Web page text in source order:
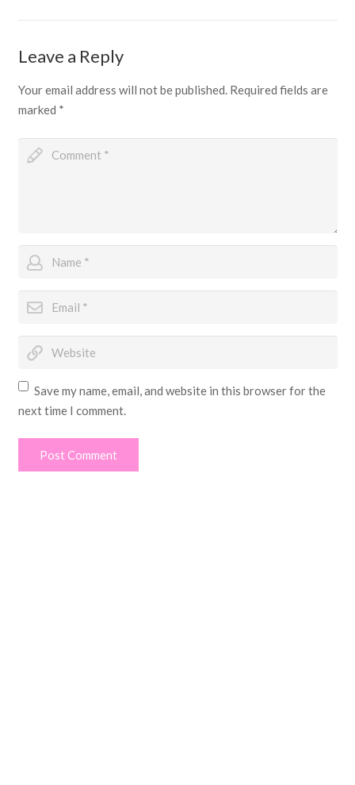
Leave a Reply
Your email address will not be published. Required fields are
marked *
Save my name, email, and website in this browser for the
next time I comment.
Post Comment